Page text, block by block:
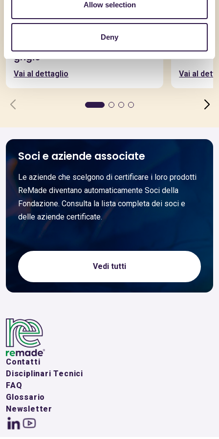
Allow selection
Deny
Adhesio Platinum col. bianco e
grigio
Vai al dettaglio Vai al
Soci e aziende associate
Le aziende che scelgono di certificare i loro prodotti
ReMade diventano automaticamente Soci della
Fondazione. Consulta la lista completa dei soci e
delle aziende certificate.
Vedi tutti
Contatti
Disciplinari Tecnici
FAQ
Glossario
Newsletter